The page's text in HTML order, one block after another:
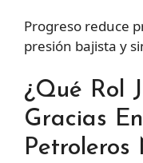
Progreso reduce
presión bajista y
¿Qué Rol
Gracias
Petroleros